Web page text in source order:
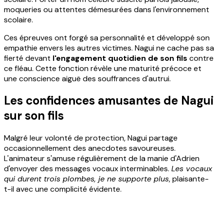
moqueries ou attentes démesurées dans l'environnement
scolaire.
Ces épreuves ont forgé sa personnalité et développé son
empathie envers les autres victimes. Nagui ne cache pas sa
fierté devant l'engagement quotidien de son fils contre
ce fléau. Cette fonction révèle une maturité précoce et
une conscience aiguë des souffrances d'autrui.
Les confidences amusantes de Nagui
sur son fils
Malgré leur volonté de protection, Nagui partage
occasionnellement des anecdotes savoureuses.
L'animateur s'amuse régulièrement de la manie d'Adrien
d'envoyer des messages vocaux interminables. Les vocaux
qui durent trois plombes, je ne supporte plus, plaisante-
t-il avec une complicité évidente.